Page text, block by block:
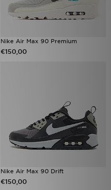
Nike Air Max 90 Premium
€150,00
Nike Air Max 90 Drift
€150,00